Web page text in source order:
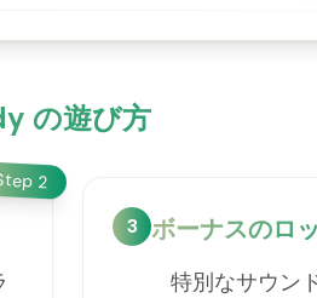
の遊び方
2
3 ボーナスのロ
特別なサウン